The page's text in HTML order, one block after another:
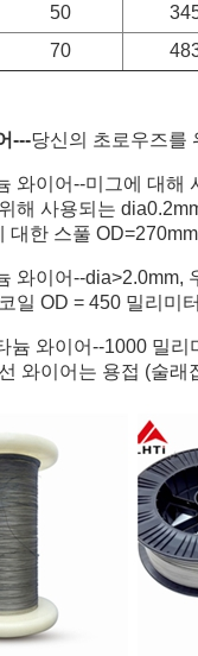
50
70
---당신의 초로우즈를
와이어--미그에 대해
해 사용되는
대한 스풀
와이어--dia>2.0mm,
일 OD = 450 밀리미
늄 와이어--1000 밀
와이어는 용접 (술